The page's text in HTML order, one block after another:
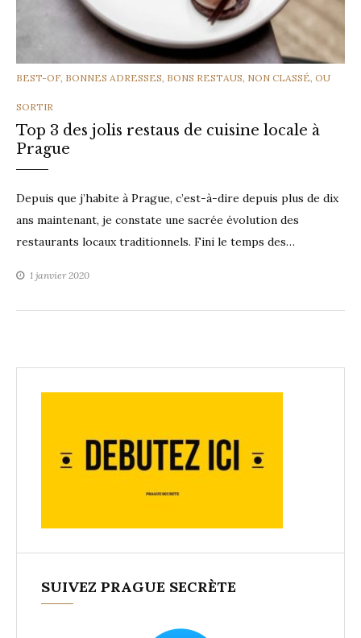
CATEGORIES
BEST-OF, BONNES ADRESSES, BONS RESTAUS, NON CLASSÉ, OU
SORTIR
Top 3 des jolis restaus de cuisine locale à
Prague
Depuis que j’habite à Prague, c’est-à-dire depuis plus de dix
ans maintenant, je constate une sacrée évolution des
restaurants locaux traditionnels. Fini le temps des…
1 janvier 2020
SUIVEZ PRAGUE SECRÈTE